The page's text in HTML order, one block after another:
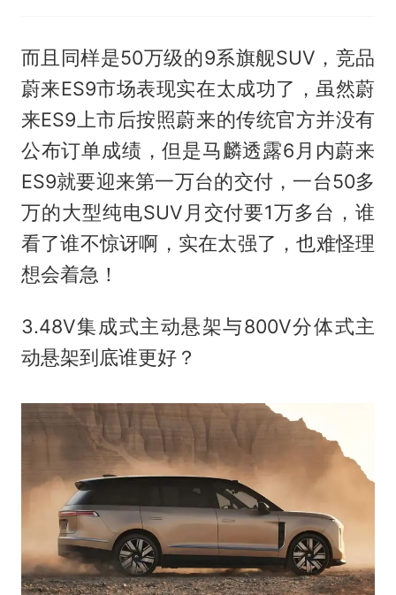
而且同样是50万级的9系旗舰SUV，竞品
蔚来ES9市场表现实在太成功了，虽然蔚
来ES9上市后按照蔚来的传统官方并没有
公布订单成绩，但是马麟透露6月内蔚来
ES9就要迎来第一万台的交付，一台50多
万的大型纯电SUV月交付要1万多台，谁
看了谁不惊讶啊，实在太强了，也难怪理
想会着急！
3.48V集成式主动悬架与800V分体式主
动悬架到底谁更好？